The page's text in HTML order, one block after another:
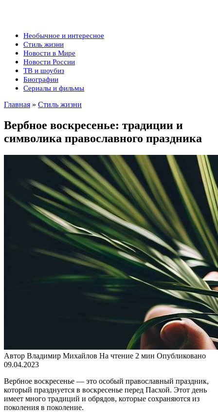
Необычное и интересное
Стиль жизни
Новости в Мире
Новости России
ТВ и шоубиз
Биографии
Сериалы и фильмы
Главная » Стиль жизни
Вербное воскресенье: традиции и
символика православного праздника
Автор Владимир Михайлов На чтение 2 мин Опубликовано
09.04.2023
Вербное воскресенье — это особый православный праздник,
который празднуется в воскресенье перед Пасхой. Этот день
имеет много традиций и обрядов, которые сохраняются из
поколения в поколение.